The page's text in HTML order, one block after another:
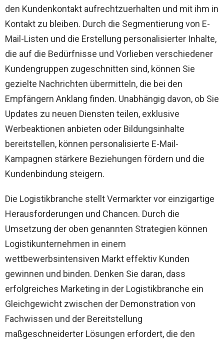
den Kundenkontakt aufrechtzuerhalten und mit ihm in
Kontakt zu bleiben. Durch die Segmentierung von E-
Mail-Listen und die Erstellung personalisierter Inhalte,
die auf die Bedürfnisse und Vorlieben verschiedener
Kundengruppen zugeschnitten sind, können Sie
gezielte Nachrichten übermitteln, die bei den
Empfängern Anklang finden. Unabhängig davon, ob Sie
Updates zu neuen Diensten teilen, exklusive
Werbeaktionen anbieten oder Bildungsinhalte
bereitstellen, können personalisierte E-Mail-
Kampagnen stärkere Beziehungen fördern und die
Kundenbindung steigern.
Die Logistikbranche stellt Vermarkter vor einzigartige
Herausforderungen und Chancen. Durch die
Umsetzung der oben genannten Strategien können
Logistikunternehmen in einem
wettbewerbsintensiven Markt effektiv Kunden
gewinnen und binden. Denken Sie daran, dass
erfolgreiches Marketing in der Logistikbranche ein
Gleichgewicht zwischen der Demonstration von
Fachwissen und der Bereitstellung
maßgeschneiderter Lösungen erfordert, die den